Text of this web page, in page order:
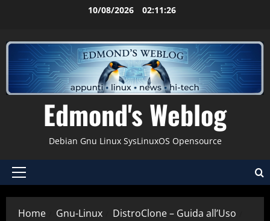
10/08/2026 02:11:27
Edmond's Weblog
Debian Gnu Linux SysLinuxOS Opensource
Menu
Home Gnu-Linux
DistroClone – Guida all’Uso